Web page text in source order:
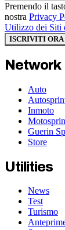
Premendo il
nostra Privacy
Utilizzo dei Siti
ISCRIVITI ORA
Network
Auto
Inmoto
Guerin
Store
Utilities
News
Test
Turismo